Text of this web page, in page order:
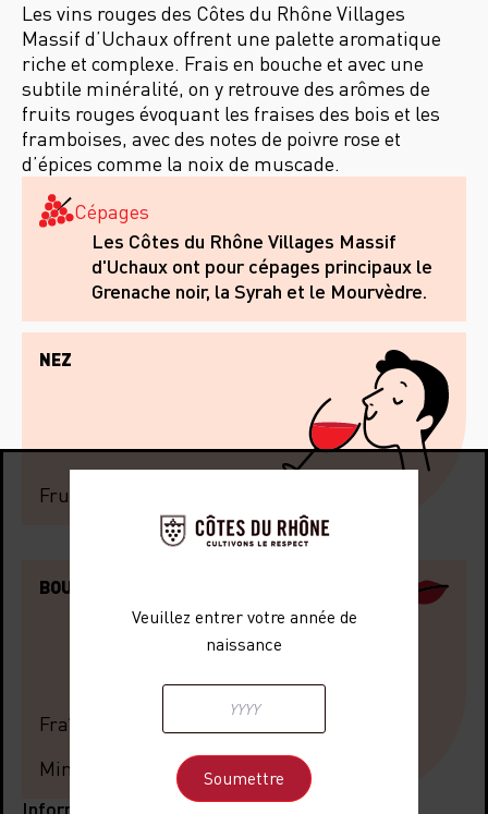
Les vins rouges des Côtes du Rhône Villages
Massif d’Uchaux offrent une palette aromatique
riche et complexe. Frais en bouche et avec une
subtile minéralité, on y retrouve des arômes de
fruits rouges évoquant les fraises des bois et les
framboises, avec des notes de poivre rose et
d’épices comme la noix de muscade.
Cépages
Les Côtes du Rhône Villages Massif
d'Uchaux ont pour cépages principaux le
Grenache noir, la Syrah et le Mourvèdre.
NEZ
Fruits rouges
BOUCHE
Fraîcheur
Minéralité
Informations de voyage
Veuillez entrer votre année de
naissance